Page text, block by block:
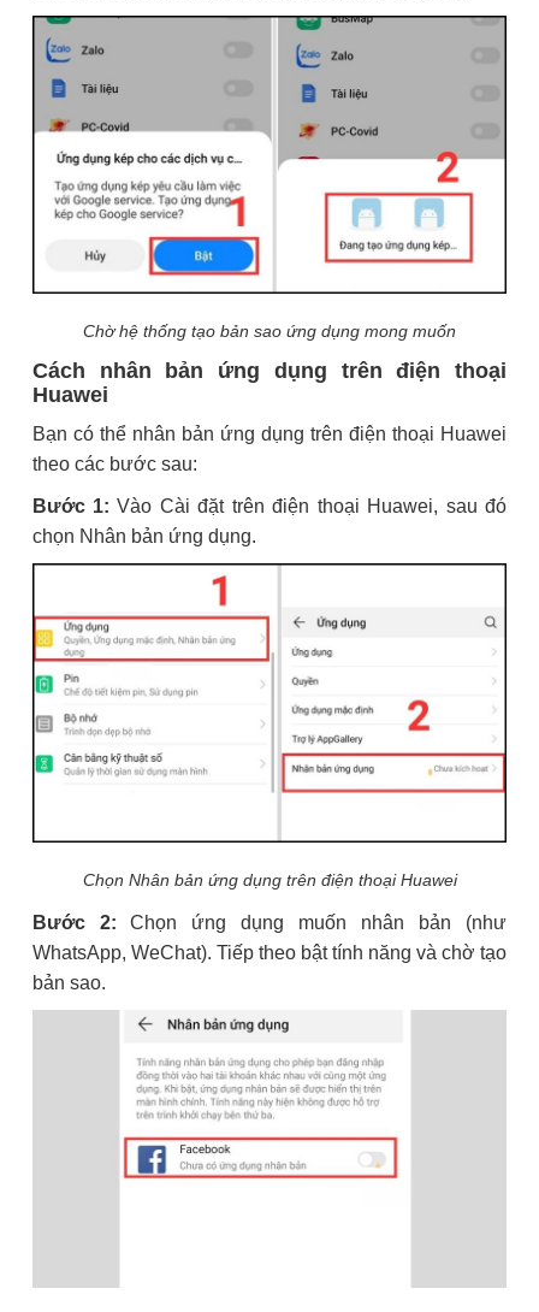
Chờ hệ thống tạo bản sao ứng dụng mong muốn
Cách nhân bản ứng dụng trên điện thoại
Huawei
Bạn có thể nhân bản ứng dụng trên điện thoại Huawei
theo các bước sau:
Bước 1: Vào Cài đặt trên điện thoại Huawei, sau đó
chọn Nhân bản ứng dụng.
Chọn Nhân bản ứng dụng trên điện thoại Huawei
Bước 2: Chọn ứng dụng muốn nhân bản (như
WhatsApp, WeChat). Tiếp theo bật tính năng và chờ tạo
bản sao.